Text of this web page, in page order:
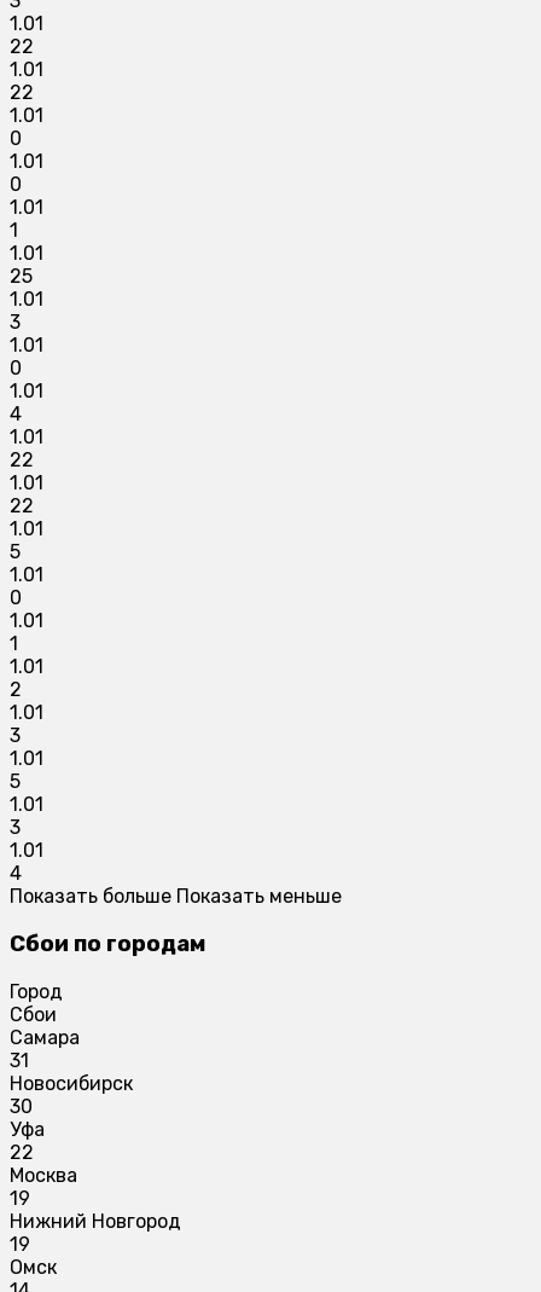
1.01
22
1.01
22
1.01
0
1.01
0
1.01
1
1.01
25
1.01
3
1.01
0
1.01
4
1.01
22
1.01
22
1.01
5
1.01
0
1.01
1
1.01
2
1.01
3
1.01
5
1.01
3
1.01
4
Показать больше Показать меньше
Сбои по городам
Город
Сбои
Самара
31
Новосибирск
30
Уфа
22
Москва
19
Нижний Новгород
19
Омск